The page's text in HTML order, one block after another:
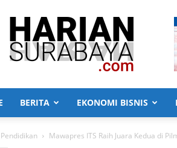
Harian
Surabaya
BERITA EKONOMI BISNIS
Pendidikan Mawapres ITS Raih Juara Kedua di